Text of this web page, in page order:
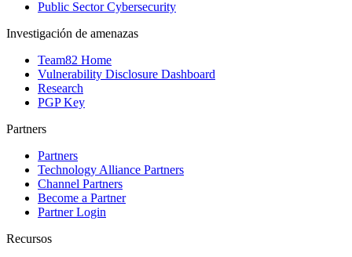
Public Sector Cybersecurity
Investigación de amenazas
Team82 Home
Vulnerability Disclosure Dashboard
Research
PGP Key
Partners
Partners
Technology Alliance Partners
Channel Partners
Become a Partner
Partner Login
Recursos